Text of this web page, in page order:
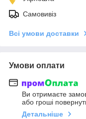
Самовивіз
Всі умови доставки
Умови оплати
Ви отримаєте
або гроші
Детальніше